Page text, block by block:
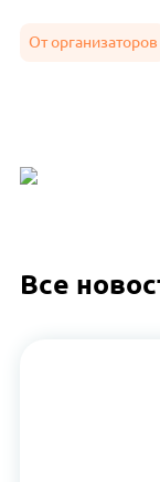
От организаторов
Все